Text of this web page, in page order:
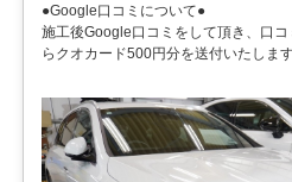
●Google口コミについて●
施工後Google口コミをして頂き、口
らクオカード500円分を送付いたしま